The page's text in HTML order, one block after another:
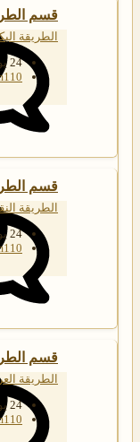
قسم
الطريقة
24 يوليو 2019
قسم
الطريقة
24 يوليو 2019
قسم
الطريقة
24 يوليو 2019